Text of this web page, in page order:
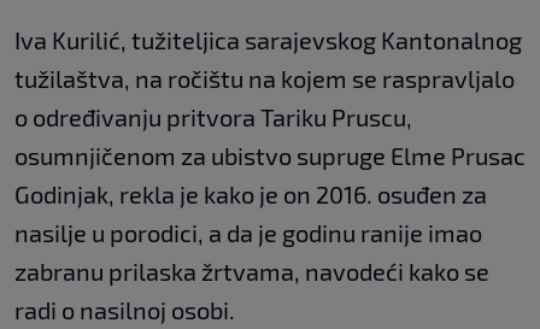
Iva Kurilić, tužiteljica sarajevskog Kantonalnog
tužilaštva, na ročištu na kojem se raspravljalo
o određivanju pritvora Tariku Pruscu,
osumnjičenom za ubistvo supruge Elme Prusac
Godinjak, rekla je kako je on 2016. osuđen za
nasilje u porodici, a da je godinu ranije imao
zabranu prilaska žrtvama, navodeći kako se
radi o nasilnoj osobi.